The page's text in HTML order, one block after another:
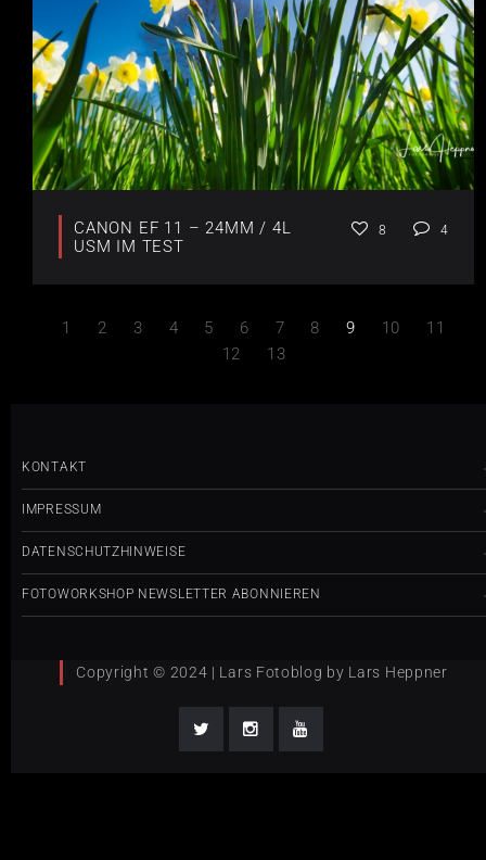
CANON EF 11 – 24MM / 4L
USM IM TEST
8 4
1 2 3 4 5 6 7 8 9 10
11
12
13
KONTAKT
IMPRESSUM
DATENSCHUTZHINWEISE
FOTOWORKSHOP NEWSLETTER ABONNIEREN
Copyright © 2024 | Lars Fotoblog by Lars Heppner